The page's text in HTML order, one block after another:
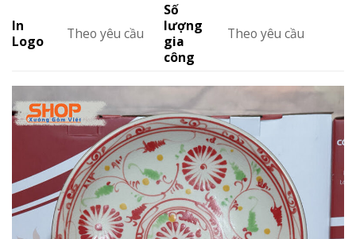
In
Logo
Theo yêu cầu
Số
lượng
gia
công
Theo yêu cầu